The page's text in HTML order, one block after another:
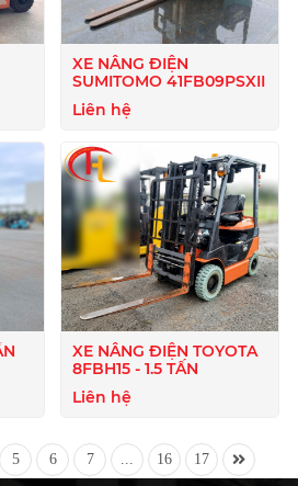
XE NÂNG ĐIỆN
SUMITOMO 41FB09PSXII
Liên hệ
XE NÂNG ĐIỆN TOYOTA
8FBH15 - 1.5 TẤN
Liên hệ
5 6 7 16 17